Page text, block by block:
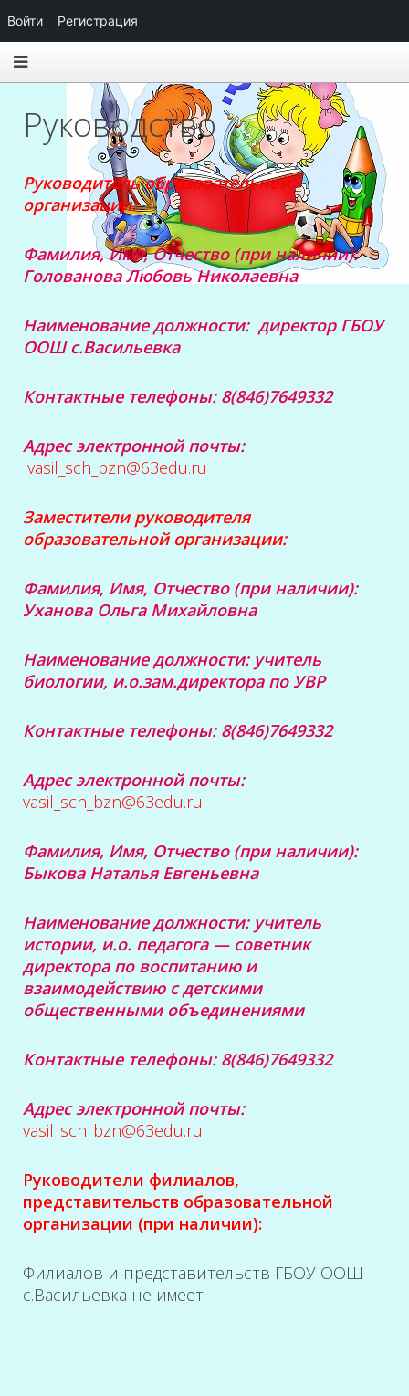
Руководство
Руководитель образовательной
организации:
Фамилия, Имя, Отчество (при наличии):
Голованова Любовь Николаевна
Наименование должности: директор ГБОУ
ООШ с.Васильевка
Контактные телефоны: 8(846)7649332
Адрес электронной почты:
vasil_sch_bzn@63edu.ru
Заместители руководителя
образовательной организации:
Фамилия, Имя, Отчество (при наличии):
Уханова Ольга Михайловна
Наименование должности: учитель
биологии, и.о.зам.директора по УВР
Контактные телефоны: 8(846)7649332
Адрес электронной почты:
vasil_sch_bzn@63edu.ru
Фамилия, Имя, Отчество (при наличии):
Быкова Наталья Евгеньевна
Наименование должности: учитель
истории, и.о. педагога — советник
директора по воспитанию и
взаимодействию с детскими
общественными объединениями
Контактные телефоны: 8(846)7649332
Адрес электронной почты:
vasil_sch_bzn@63edu.ru
Руководители филиалов,
представительств образовательной
организации (при наличии):
Филиалов и представительств ГБОУ ООШ
с.Васильевка не имеет
Войти Регистрация